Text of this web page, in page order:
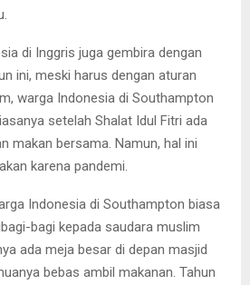
di Inggris juga gembira dengan
ini, meski harus dengan aturan
warga Indonesia di Southampton
setelah Shalat Idul Fitri ada
makan bersama. Namun, hal ini
karena pandemi.
Indonesia di Southampton biasa
bagi kepada saudara muslim
ada meja besar di depan masjid
bebas ambil makanan. Tahun